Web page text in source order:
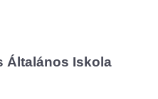
Általános Iskola